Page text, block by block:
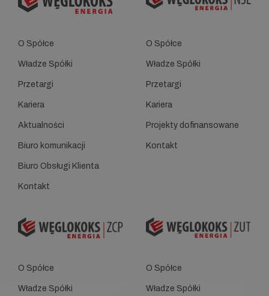
O Spółce
Władze Spółki
Przetargi
Kariera
Aktualności
Biuro komunikacji
Biuro Obsługi Klienta
Kontakt
O Spółce
Władze Spółki
Przetargi
Kariera
Projekty dofinansowane
Kontakt
O Spółce
Władze Spółki
O Spółce
Władze Spółki